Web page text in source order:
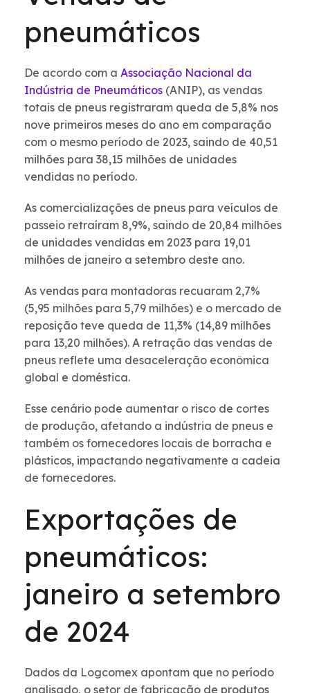
pneumáticos
De acordo com a Associação Nacional da
Indústria de Pneumáticos (ANIP), as vendas
totais de pneus registraram queda de 5,8% nos
nove primeiros meses do ano em comparação
com o mesmo período de 2023, saindo de 40,51
milhões para 38,15 milhões de unidades
vendidas no período.
As comercializações de pneus para veículos de
passeio retraíram 8,9%, saindo de 20,84 milhões
de unidades vendidas em 2023 para 19,01
milhões de janeiro a setembro deste ano.
As vendas para montadoras recuaram 2,7%
(5,95 milhões para 5,79 milhões) e o mercado de
reposição teve queda de 11,3% (14,89 milhões
para 13,20 milhões). A retração das vendas de
pneus reflete uma desaceleração econômica
global e doméstica.
Esse cenário pode aumentar o risco de cortes
de produção, afetando a indústria de pneus e
também os fornecedores locais de borracha e
plásticos, impactando negativamente a cadeia
de fornecedores.
Exportações de
pneumáticos:
janeiro a setembro
de 2024
Dados da Logcomex apontam que no período
analisado, o setor de fabricação de produtos